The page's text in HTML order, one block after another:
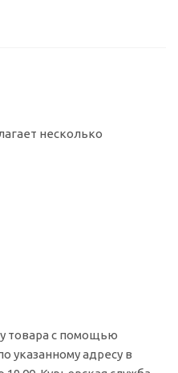
несколько
товара с помощью
указанному адресу в